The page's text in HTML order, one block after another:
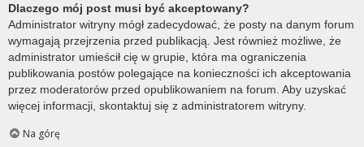
Dlaczego mój post musi być akceptowany?
Administrator witryny mógł zadecydować, że posty na danym forum
wymagają przejrzenia przed publikacją. Jest również możliwe, że
administrator umieścił cię w grupie, która ma ograniczenia
publikowania postów polegające na konieczności ich akceptowania
przez moderatorów przed opublikowaniem na forum. Aby uzyskać
więcej informacji, skontaktuj się z administratorem witryny.
Na górę